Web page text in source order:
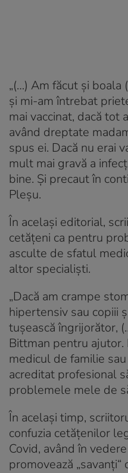
„(…) Am făcut și
și mi-am întrebat
mai vaccinat, dacă tot
având dreptate
spus ei. Dacă nu erai
mult mai gravă a
bine. Și precaut în
Pleșu.
În același editorial,
cetățeni ca pentru
asculte de sfatul
altor specialiști.
„Dacă am crampe
hipertensiv sau copiii
tușească îngrijorător,
Bittman pentru ajutor.
medicul de familie
acreditat profesional
problemele mele de
În același timp,
confuzia cetățenilor
Covid, având în
promovează „savanți“